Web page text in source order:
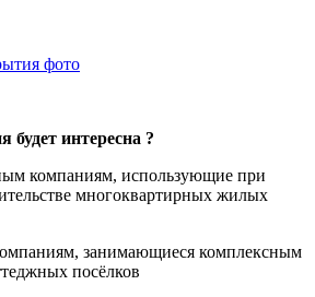
интересна ?
компаниям, использующие при
многоквартирных жилых
занимающиеся комплексным
посёлков